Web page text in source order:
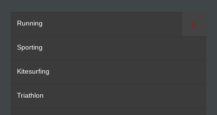
Running
Sporting
Kitesurfing
Triathlon
Suche